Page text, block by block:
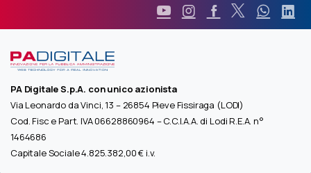
PA Digitale S.p.A. con unico azionista
Via Leonardo da Vinci, 13 – 26854 Pieve Fissiraga (LODI)
Cod. Fisc e Part. IVA 06628860964 – C.C.I.A.A. di Lodi R.E.A. n°
1464686
Capitale Sociale 4.825.382,00 € i.v.